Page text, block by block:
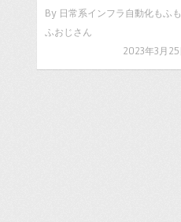
By 日常系インフラ自動化もふも
ふおじさん
2023年3月25